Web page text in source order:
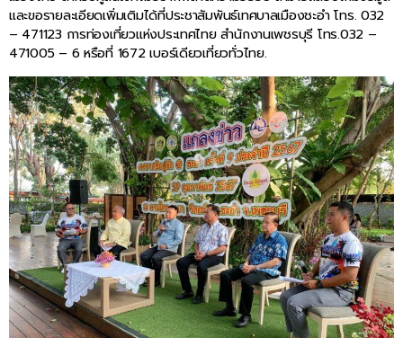
และขอรายละเอียดเพิ่มเติมได้ที่ประชาสัมพันธ์เทศบาลเมืองชะอำ โทร. 032
– 471123 การท่องเที่ยวแห่งประเทศไทย สำนักงานเพชรบุรี โทร.032 –
471005 – 6 หรือที่ 1672 เบอร์เดียวเที่ยวทั่วไทย.